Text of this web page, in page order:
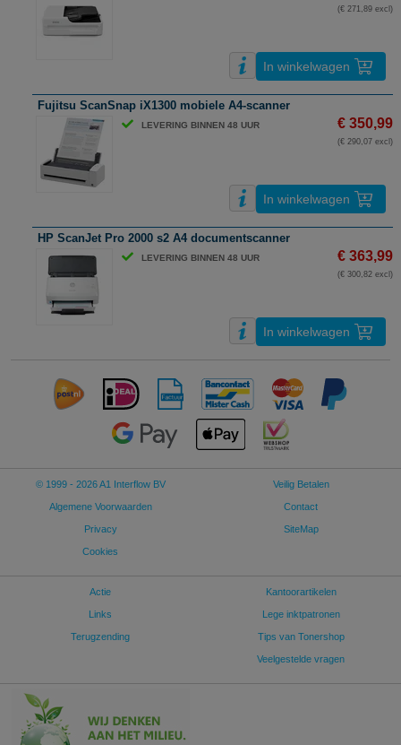
(€ 271,89 excl)
In winkelwagen
Fujitsu ScanSnap iX1300 mobiele A4-scanner
LEVERING BINNEN 48 UUR € 350,99
(€ 290,07 excl)
In winkelwagen
HP ScanJet Pro 2000 s2 A4 documentscanner
LEVERING BINNEN 48 UUR € 363,99
(€ 300,82 excl)
In winkelwagen
© 1999 - 2026 A1 Interflow BV
Algemene Voorwaarden
Privacy
Cookies
Veilig Betalen
Contact
SiteMap
Actie
Links
Terugzending
Kantoorartikelen
Lege inktpatronen
Tips van Tonershop
Veelgestelde vragen